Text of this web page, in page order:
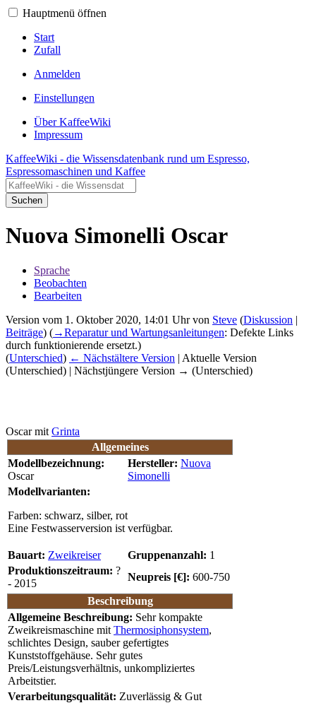
Hauptmenü öffnen
Start
Zufall
Anmelden
Einstellungen
Über KaffeeWiki
Impressum
KaffeeWiki - die Wissensdatenbank rund um Espresso,
Espressomaschinen und Kaffee
Suchen
Nuova Simonelli Oscar
Sprache
Beobachten
Bearbeiten
Version vom 1. Oktober 2020, 14:01 Uhr von Steve (Diskussion |
Beiträge) (→‎Reparatur und Wartungsanleitungen: Defekte Links
durch funktionierende ersetzt.)
(Unterschied) ← Nächstältere Version | Aktuelle Version
(Unterschied) | Nächstjüngere Version → (Unterschied)
Oscar mit Grinta
Allgemeines
Modellbezeichnung:
Oscar
Hersteller: Nuova
Simonelli
Modellvarianten:
Farben: schwarz, silber, rot
Eine Festwasserversion ist verfügbar.
Bauart: Zweikreiser Gruppenanzahl: 1
Produktionszeitraum: ?
- 2015
Neupreis [€]: 600-750
Beschreibung
Allgemeine Beschreibung: Sehr kompakte
Zweikreismaschine mit Thermosiphonsystem,
schlichtes Design, sauber gefertigtes
Kunststoffgehäuse. Sehr gutes
Preis/Leistungsverhältnis, unkompliziertes
Arbeitstier.
Verarbeitungsqualität: Zuverlässig & Gut